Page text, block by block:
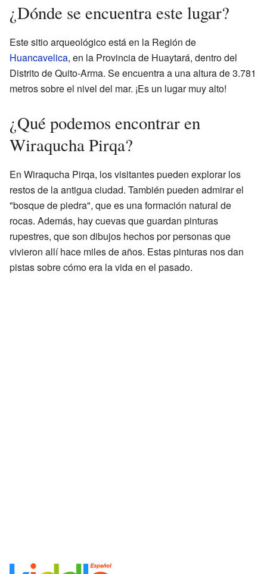
¿Dónde se encuentra este lugar?
Este sitio arqueológico está en la Región de
Huancavelica, en la Provincia de Huaytará, dentro del
Distrito de Quito-Arma. Se encuentra a una altura de 3.781
metros sobre el nivel del mar. ¡Es un lugar muy alto!
¿Qué podemos encontrar en
Wiraqucha Pirqa?
En Wiraqucha Pirqa, los visitantes pueden explorar los
restos de la antigua ciudad. También pueden admirar el
"bosque de piedra", que es una formación natural de
rocas. Además, hay cuevas que guardan pinturas
rupestres, que son dibujos hechos por personas que
vivieron allí hace miles de años. Estas pinturas nos dan
pistas sobre cómo era la vida en el pasado.